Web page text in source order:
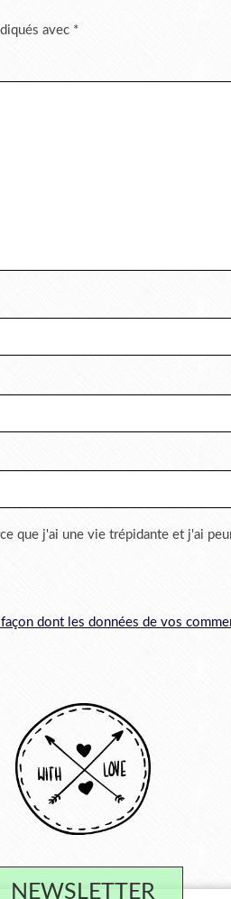
avec *
que j'ai une vie trépidante et j'ai
dont les données de vos
NEWSLETTER